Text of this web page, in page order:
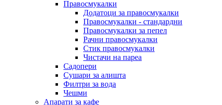
Правосмукалки
Додатоци за правосмукалки
Правосмукалки - стандардни
Правосмукалки за пепел
Рачни правосмукалки
Стик правосмукалки
Чистачи на пареа
Садопери
Сушари за алишта
Филтри за вода
Чешми
Апарати за кафе